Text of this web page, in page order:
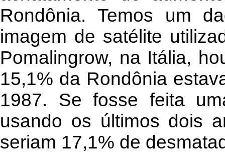
Rondônia. Temos um
imagem de satélite
Pomalingrow, na Itália,
15,1% da Rondônia
1987. Se fosse feita
usando os últimos dois
seriam 17,1% de